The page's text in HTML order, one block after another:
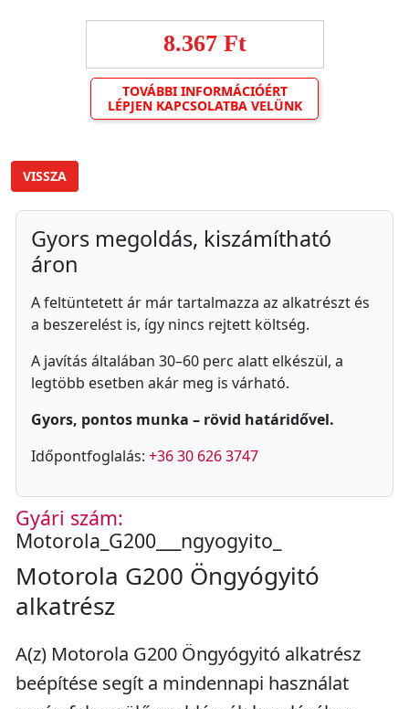
8.367 Ft
TOVÁBBI INFORMÁCIÓÉRT
LÉPJEN KAPCSOLATBA VELÜNK
VISSZA
Gyors megoldás, kiszámítható
áron
A feltüntetett ár már tartalmazza az alkatrészt és
a beszerelést is, így nincs rejtett költség.
A javítás általában 30–60 perc alatt elkészül, a
legtöbb esetben akár meg is várható.
Gyors, pontos munka – rövid határidővel.
Időpontfoglalás: +36 30 626 3747
Gyári szám:
Motorola_G200___ngyogyito_
Motorola G200 Öngyógyitó
alkatrész
A(z) Motorola G200 Öngyógyitó alkatrész
beépítése segít a mindennapi használat